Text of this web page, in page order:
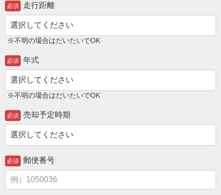
必須 走行距離
※不明の場合はだいたいでOK
必須 年式
※不明の場合はだいたいでOK
必須 売却予定時期
必須 郵便番号